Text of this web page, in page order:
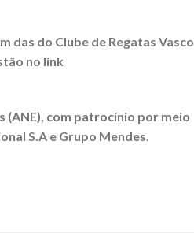
das do Clube de Regatas Vasco
no link
(ANE), com patrocínio por meio
S.A e Grupo Mendes.